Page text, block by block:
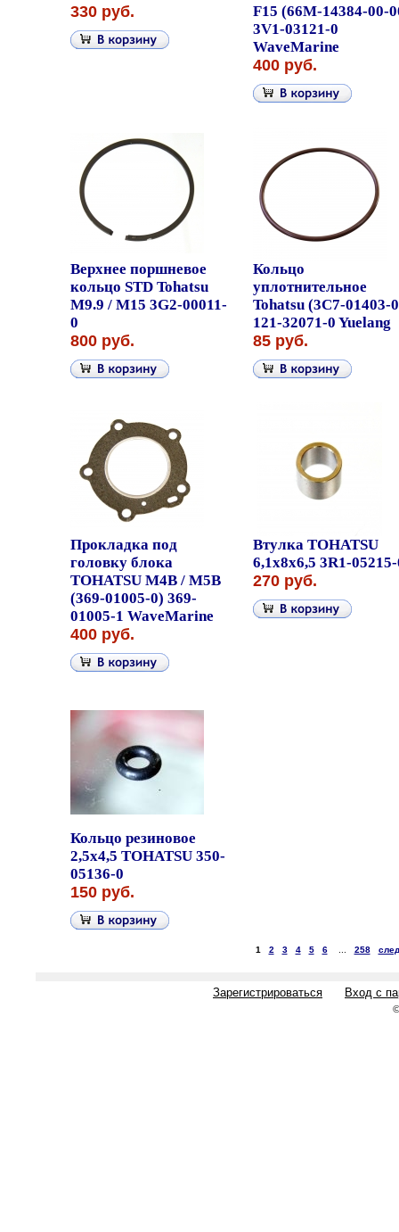
330 руб.
F15 (66M-14384-00-
3V1-03121-0
WaveMarine
400 руб.
Верхнее поршневое
кольцо STD Tohatsu
M9.9 / M15 3G2-00011-
0
800 руб.
Кольцо
уплотнительное
Tohatsu (3C7-01403-
121-32071-0 Yuelang
85 руб.
Прокладка под
головку блока
TOHATSU M4B / M5B
(369-01005-0) 369-
01005-1 WaveMarine
400 руб.
Втулка TOHATSU
6,1x8x6,5 3R1-
270 руб.
Кольцо резиновое
2,5x4,5 TOHATSU 350-
05136-0
150 руб.
1 2 3 4 5 6... 258
Зарегистрироваться Вход с